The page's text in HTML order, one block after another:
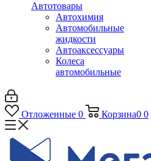
Автотовары
Автохимия
Автомобильные
жидкости
Автоаксессуары
Колеса
автомобильные
Отложенные 0 Корзина0 0